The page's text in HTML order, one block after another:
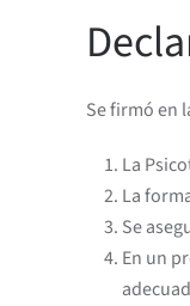
Se firmó en
La
La
Se
En un